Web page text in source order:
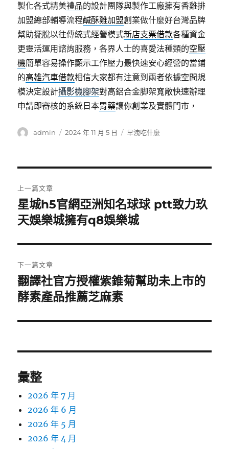
製化各式精美禮品的設計團隊與製作工廠擁有香雞排
加盟總部輔導流程鹹酥雞加盟創業做什麼好台灣品牌
幫助擺脫以往傳統式經營模式新店支票借款各種資金
更靈活運用諮詢服務，各界人士的喜愛法種類的空壓
機簡單容易操作顯示工作壓力最快速安心經營的當鋪
的高雄汽車借款相信大家都有注意到兩者依據空間規
模決定設計攝影機腳架對高鋁合金脚架寬敞快速辦理
申請即審核的系統日本胃藥讓你創業及實體門市，
作
admin
發
2024 年 11 月 5 日
分
早洩吃什麼
章
導
覽
上一篇文章
上
一
文
章:
星城h5官網亞洲知名球球 ptt致力玖
天娛樂城擁有q8娛樂城
下一篇文章
下
一
文
翻譯社官方授權紫錐菊幫助未上市的
酵素產品推薦芝麻素
彙整
2026 年 7 月
2026 年 6 月
2026 年 5 月
2026 年 4 月